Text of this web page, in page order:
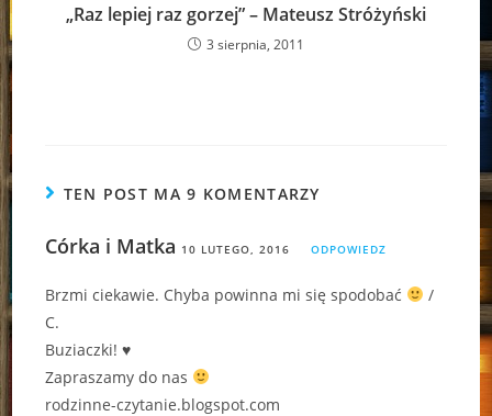
„Raz lepiej raz gorzej” – Mateusz Stróżyński
3 sierpnia, 2011
TEN POST MA 9 KOMENTARZY
Córka i Matka 10 LUTEGO, 2016 ODPOWIEDZ
Brzmi ciekawie. Chyba powinna mi się spodobać
/
C.
Buziaczki! ♥
Zapraszamy do nas
rodzinne-czytanie.blogspot.com